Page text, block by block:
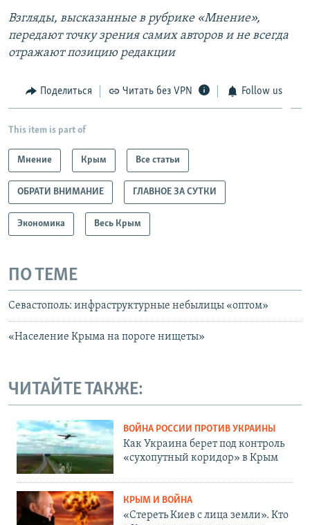
Взгляды, высказанные в рубрике «Мнение»,
передают точку зрения самих авторов и не всегда
отражают позицию редакции
Поделиться Читать без VPN Follow us
This item is part of
Мнение Крым Все статьи
ОБРАТИ ВНИМАНИЕ ГЛАВНОЕ ЗА СУТКИ
Экономика Весь Крым
ПО ТЕМЕ
Севастополь: инфраструктурные небылицы «оптом»
«Население Крыма на пороге нищеты»
ЧИТАЙТЕ ТАКЖЕ:
ВОЙНА РОССИИ ПРОТИВ УКРАИНЫ
Как Украина берет под контроль
«сухопутный коридор» в Крым
КРЫМ И ВОЙНА
«Стереть Киев с лица земли». Кто